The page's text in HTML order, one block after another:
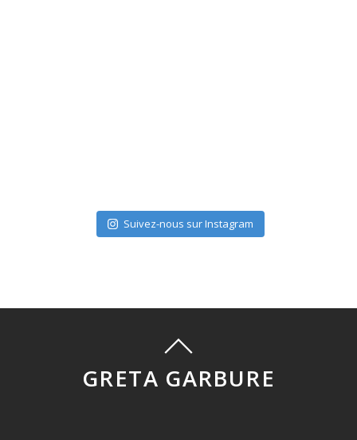
Suivez-nous sur Instagram
GRETA GARBURE